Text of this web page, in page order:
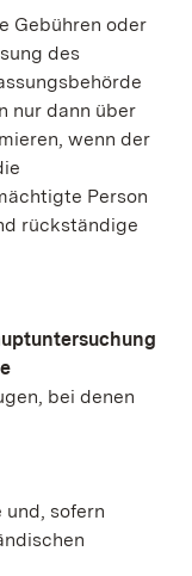
Gebühren oder
des
nur dann über
wenn der
Person
rückständige
bei denen
und, sofern